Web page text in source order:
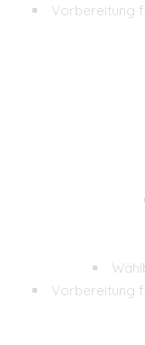
Vorbereitung
Vorbereitung